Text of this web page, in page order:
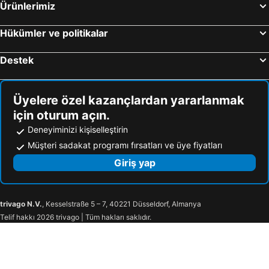
Medjugorje, Kanton Herzegowina-Neretva Otel
Ürünlerimiz
Hükümler ve politikalar
Destek
Üyelere özel kazançlardan yararlanmak
için oturum açın.
Deneyiminizi kişiselleştirin
Müşteri sadakat programı fırsatları ve üye fiyatları
Giriş yap
trivago N.V., Kesselstraße 5 – 7, 40221 Düsseldorf, Almanya
Telif hakkı 2026 trivago | Tüm hakları saklıdır.